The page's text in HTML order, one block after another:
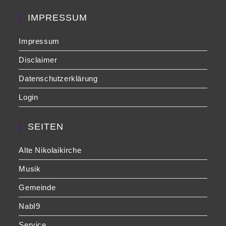
IMPRESSUM
Impressum
Disclaimer
Datenschutzerklärung
Login
SEITEN
Alte Nikolaikirche
Musik
Gemeinde
NabI9